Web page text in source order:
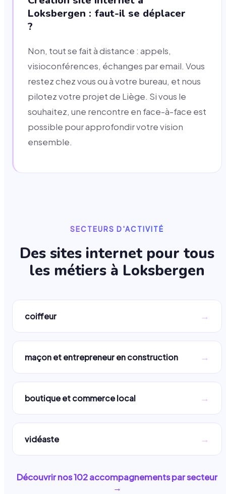
Loksbergen : faut-il se déplacer
?
Non, tout se fait à distance : appels,
visioconférences, échanges par email. Vous
restez chez vous ou à votre bureau, et nous
pilotez votre projet de Liège. Si vous le
souhaitez, une rencontre en face-à-face est
possible pour approfondir votre vision
ensemble.
SECTEURS D'ACTIVITÉ
Des sites internet pour tous
les métiers à Loksbergen
coiffeur →
maçon et entrepreneur en construction →
boutique et commerce local →
vidéaste →
Découvrir nos102accompagnements par secteur
→